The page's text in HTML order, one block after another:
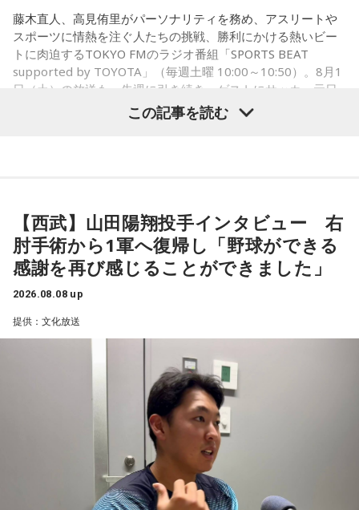
コーナー後には、来場者から田村への質疑応答も実施。最後
には、田村がイベントを振り返り、「リスナーの皆さんのエ
ンディング曲の話とかを聞いているだけでも、僕はポジティ
ブになれた。確かに死はすごく悲しいことではあるんだけ
うやって向き合うかということを考える一つのきっかけにな
こりを和らげる」をテーマに、さまざまな「心のこり」に触
れながら、自分自身の想いを見つめ直す機会を届けました。
■番組名：『田村淳のNewsCLUB「自分自身と話そうの
■放送日時：2026年8月11日（火・祝）午前9時00分～10時
■出演：田村淳、砂山圭大郎（文化放送アナウンサー）
■提供：全日本葬祭業協同組合連合会（全葬連）
藤木直人、高見侑里がパーソナリティを務め、アスリートや
スポーツに情熱を注ぐ人たちの挑戦、勝利にかける熱いビー
トに肉迫するTOKYO FMのラジオ番組「SPORTS BEAT
supported by TOYOTA」（毎週土曜 10:00～10:50）。8月1
日（土）の放送も、先週に引き続き、ゲストにサッカー元日
本代表の福田正博さんが登場！ 当記事では、「FIFAワールド
カップ26（以下、W杯）」でブラジルに対する発言が波紋を
（左から）福田正博さん、藤木直人、高見侑里
1966年生まれの福田正博さんは、日本人初のJリーグ得点王に
45試合出場で9ゴールを記録するなど活躍を見せ、1993年に
はW杯アジア地区最終予選にも出場しました。2002年に現役
を引退した後は、サッカー解説者としてメディアでの活動の
ほか、講演会やサッカー教室をおこなうなど、自身の経験を
活かしながら幅広く活動しています。
◆「塩貝選手に悪意はなかった」
藤木：決勝トーナメントの相手がブラジルに決まった際、塩
貝選手の言葉が切り取られて話題になったというか、ブラジ
ルにちょっと火をつけてしまった部分もあるのかなと思った
この記事を読む
【西武】山田陽翔投手インタビュー 右
肘手術から1軍へ復帰し「野球ができる
感謝を再び感じることができました」
2026.08.08 up
提供：文化放送